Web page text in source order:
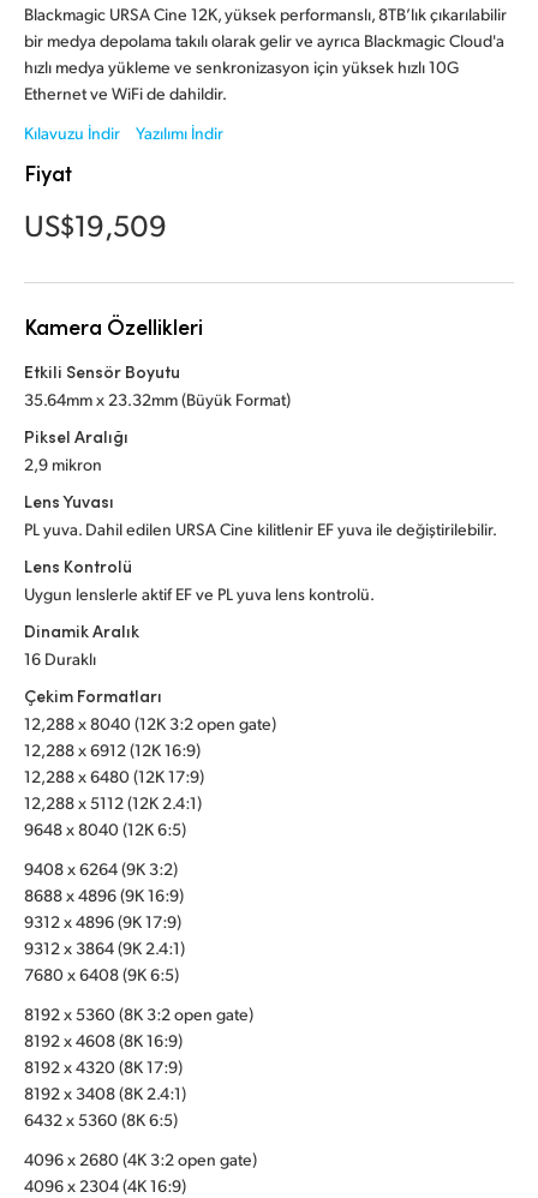
Korea
Mexico
Malaysia
New Zealand
Norway
Poland
Portugal
Singapore
Sweden
Turkey
UAE
Ukraine
United States
Blackmagic URSA Cine 12K, yüksek performanslı, 8TB’lık çıkarılabilir
bir medya depolama takılı olarak gelir ve ayrıca Blackmagic Cloud'a
hızlı medya yükleme ve senkronizasyon için yüksek hızlı 10G
Ethernet ve WiFi de dahildir.
Kılavuzu İndir
Yazılımı İndir
Fiyat
US$19,509
Kamera Özellikleri
Etkili Sensör Boyutu
35.64mm x 23.32mm (Büyük Format)
Piksel Aralığı
2,9 mikron
Lens Yuvası
PL yuva. Dahil edilen URSA Cine kilitlenir EF yuva ile değiştirilebilir.
Lens Kontrolü
Uygun lenslerle aktif EF ve PL yuva lens kontrolü.
Dinamik Aralık
16 Duraklı
Çekim Formatları
12,288 x 8040 (12K 3:2 open gate)
12,288 x 6912 (12K 16:9)
12,288 x 6480 (12K 17:9)
12,288 x 5112 (12K 2.4:1)
9648 x 8040 (12K 6:5)
9408 x 6264 (9K 3:2)
8688 x 4896 (9K 16:9)
9312 x 4896 (9K 17:9)
9312 x 3864 (9K 2.4:1)
7680 x 6408 (9K 6:5)
8192 x 5360 (8K 3:2 open gate)
8192 x 4608 (8K 16:9)
8192 x 4320 (8K 17:9)
8192 x 3408 (8K 2.4:1)
6432 x 5360 (8K 6:5)
4096 x 2680 (4K 3:2 open gate)
4096 x 2304 (4K 16:9)